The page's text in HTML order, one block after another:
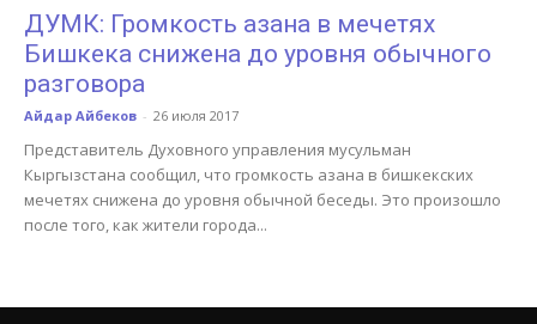
ДУМК: Громкость азана в мечетях
Бишкека снижена до уровня обычного
разговора
Айдар Айбеков - 26 июля 2017
Представитель Духовного управления мусульман
Кыргызстана сообщил, что громкость азана в бишкекских
мечетях снижена до уровня обычной беседы. Это произошло
после того, как жители города...